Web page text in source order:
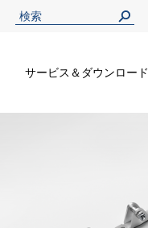
サービス＆ダウンロード